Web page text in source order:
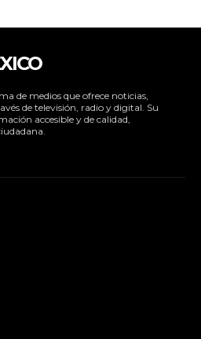
de medios que ofrece noticias,
de televisión, radio y digital. Su
accesible y de calidad,